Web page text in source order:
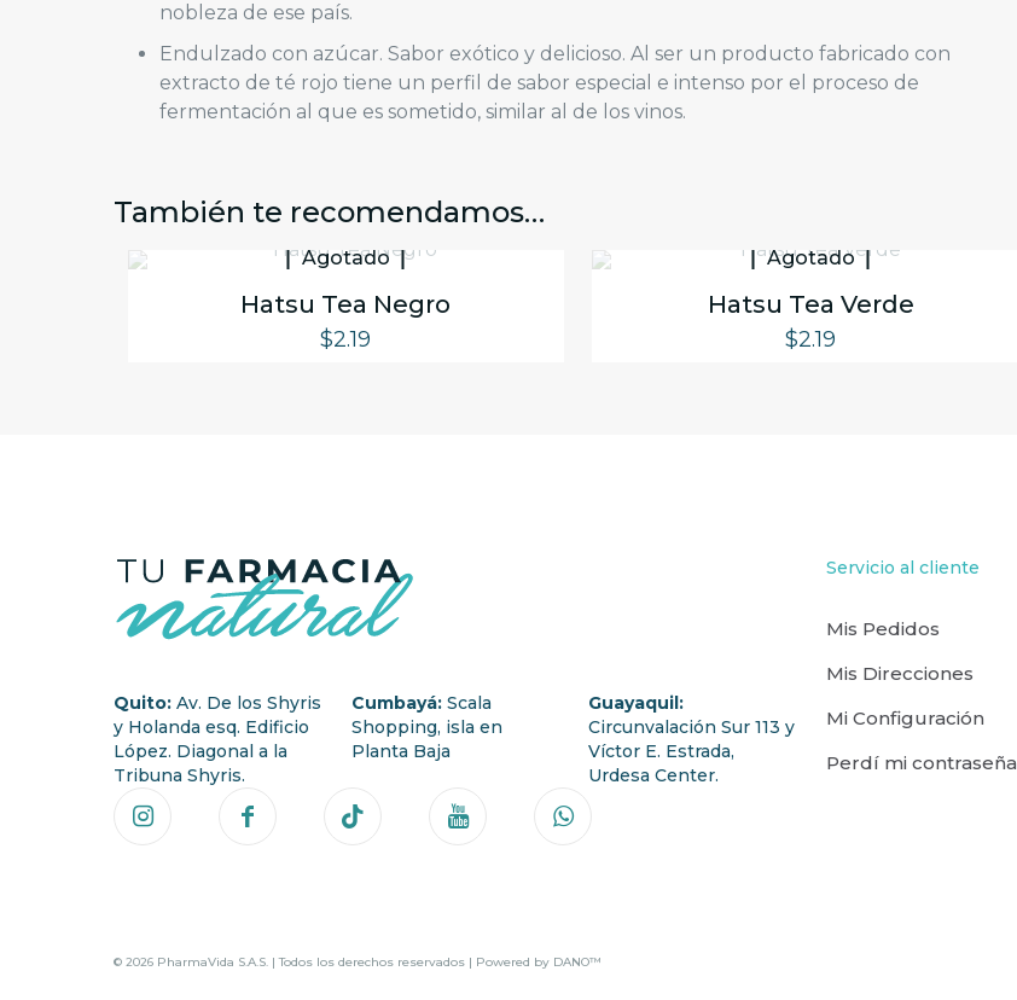
nobleza de ese país.
Endulzado con azúcar. Sabor exótico y delicioso. Al ser un producto fabricado con
extracto de té rojo tiene un perfil de sabor especial e intenso por el proceso de
fermentación al que es sometido, similar al de los vinos.
También te recomendamos…
Agotado
Hatsu Tea Negro
$2.19
Agotado
Hatsu Tea Verde
$2.19
Quito: Av. De los Shyris
y Holanda esq. Edificio
López. Diagonal a la
Tribuna Shyris.
Cumbayá:Scala
Shopping, isla en
Planta Baja
Guayaquil:
Circunvalación Sur 113 y
Víctor E. Estrada,
Urdesa Center.
Servicio al cliente
Mis Pedidos
Mis Direcciones
Mi Configuración
Perdí mi contraseña
© 2026 PharmaVida S.A.S. | Todos los derechos reservados | Powered by DANO™